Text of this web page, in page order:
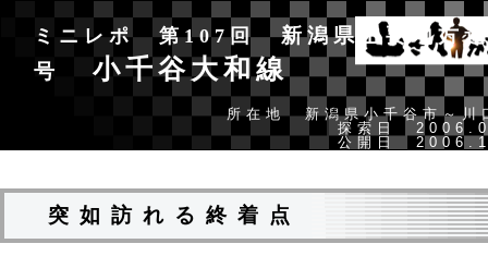
ミニレポ 第107回新潟県主要地方
号
小千谷大和線
所在地 新潟県小千谷市～
探索日
公開日
突如訪れる終着点